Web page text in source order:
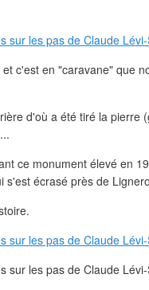
c'est en "caravane" que
d'où a été tiré la pierre
ce monument élevé en
s'est écrasé près de